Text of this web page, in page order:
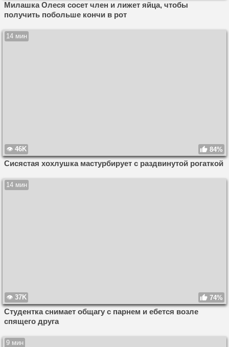
Милашка Олеся сосет член и лижет яйца, чтобы
получить побольше кончи в рот
14 мин
46K 84%
Сисястая хохлушка мастурбирует с раздвинутой рогаткой
14 мин
37K 74%
Студентка снимает общагу с парнем и ебется возле
спящего друга
9 мин